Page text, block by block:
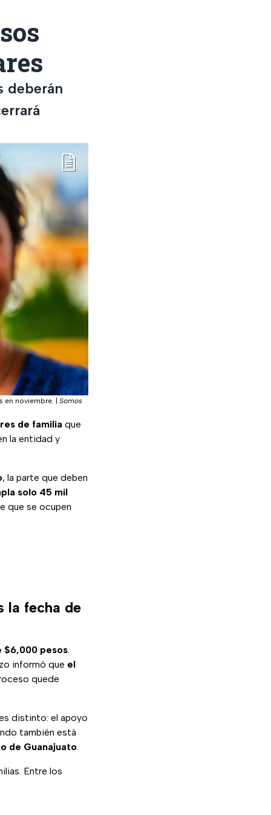
deberán
en noviembre.
Somos
de familia que
la entidad y
, la parte que deben
solo 45 mil
que se ocupen
la fecha de
$6,000 pesos.
informó que el
quede
distinto: el apoyo
también está
de Guanajuato.
Entre los